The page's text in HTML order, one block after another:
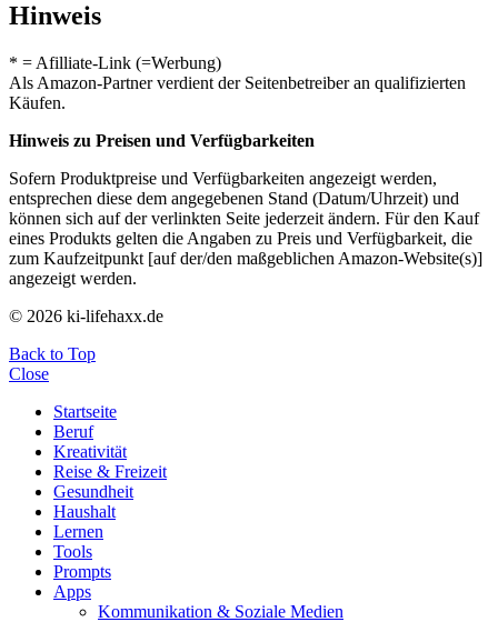
Hinweis
* = Afilliate-Link (=Werbung)
Als Amazon-Partner verdient der Seitenbetreiber an qualifizierten
Käufen.
Hinweis zu Preisen und Verfügbarkeiten
Sofern Produktpreise und Verfügbarkeiten angezeigt werden,
entsprechen diese dem angegebenen Stand (Datum/Uhrzeit) und
können sich auf der verlinkten Seite jederzeit ändern. Für den Kauf
eines Produkts gelten die Angaben zu Preis und Verfügbarkeit, die
zum Kaufzeitpunkt [auf der/den maßgeblichen Amazon-Website(s)]
angezeigt werden.
© 2026 ki-lifehaxx.de
Back to Top
Close
Startseite
Beruf
Kreativität
Reise & Freizeit
Gesundheit
Haushalt
Lernen
Tools
Prompts
Apps
Kommunikation & Soziale Medien